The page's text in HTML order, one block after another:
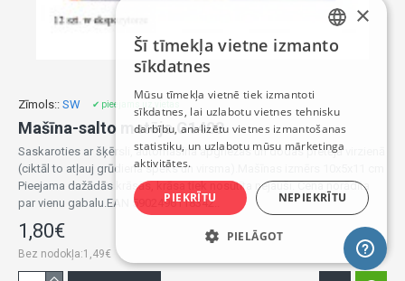
Zīmols:: SW ✔ pieejams uz vietas
Mašīna-salto metēja G1403
Saskaroties ar šķērsli, automašīna apgriežas un dodas pretējā virzienā
(ciktāl to atļauj grūdiena spēks un virsma).Mašīnas izmērs 10x5x11 cm
Pieejama dažādās krāsās, krāsa tiek nosūtīta nejauši. Cena norādīta
par vienu gabalu.EAN 5902496118342..
1,80€
Bez nodokļa:1,49€
LATVIAN
ENGLISH
×
Šī tīmekļa vietne izmanto
sīkdatnes
Mūsu tīmekļa vietnē tiek izmantoti
sīkdatnes, lai uzlabotu vietnes tehnisku
darbību, analizētu vietnes izmantošanas
statistiku, un uzlabotu mūsu mārketinga
aktivitātes.
PIEKRĪTU NEPIEKRĪTU
PIELĀGOT